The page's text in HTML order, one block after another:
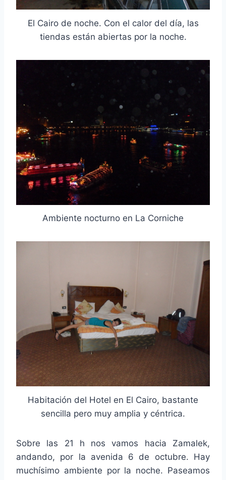
El Cairo de noche. Con el calor del día, las
tiendas están abiertas por la noche.
Ambiente nocturno en La Corniche
Habitación del Hotel en El Cairo, bastante
sencilla pero muy amplia y céntrica.
Sobre las 21 h nos vamos hacia Zamalek,
andando, por la avenida 6 de octubre. Hay
muchísimo ambiente por la noche. Paseamos